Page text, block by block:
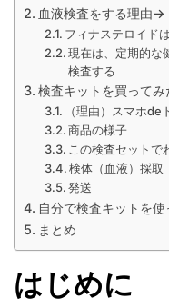
血液検査をする理由
フィナステロイド
現在は、定期的な
検査する
検査キットを買って
（理由）スマホde
商品の様子
この検査セットで
検体（血液）採取
発送
自分で検査キットを使
まとめ
はじめに